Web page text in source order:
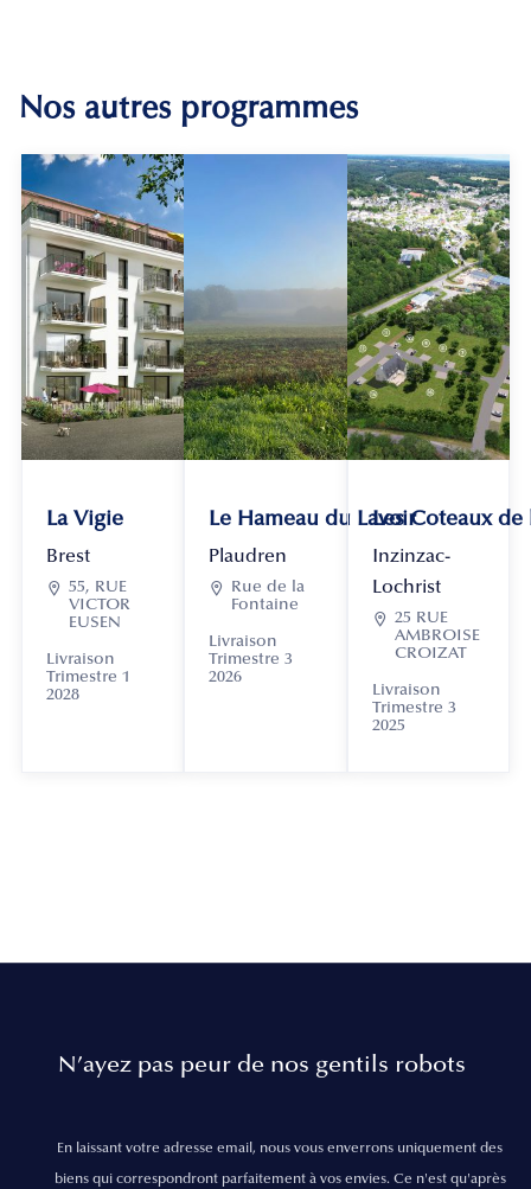
Nos autres programmes
La Vigie
Brest
 55, RUE
VICTOR
EUSEN
Livraison
Trimestre 1
2028
Le Hameau du Lavoir
Plaudren

Rue de la
Fontaine
Livraison
Trimestre 3
2026
Les Coteaux
Inzinzac-
Lochrist
 25 RUE
AMBROISE
CROIZAT
Livraison
Trimestre 3
2025
N’ayez pas peur de nos gentils robots
En laissant votre adresse email, nous vous enverrons uniquement des
biens qui correspondront parfaitement à vos envies. Ce n'est qu'après